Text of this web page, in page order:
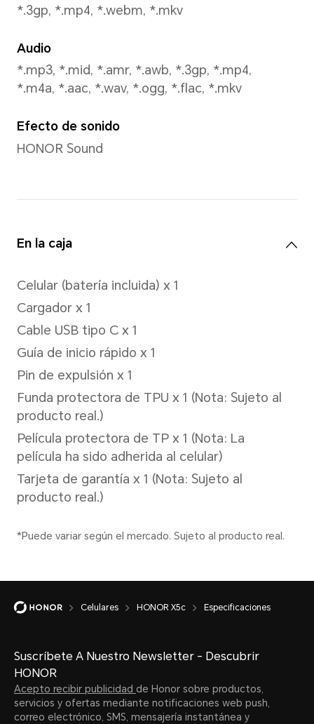
*Los píxeles pueden variar según
de foto y video. Consulte el
Resolución de imagen de
dependiendo del modo de disparo.
Soporte para 1920x1080
*Nota: La resolución de imagen
el modo de grabación de video.
Vídeo
Soporte para grabación de
(1920x1080)
Reconocimiento facial
Soportado
Celulares HONOR X5c Especificaciones
Suscríbete A Nuestro Newsletter - Descubrir
HONOR
Acepto recibir publicidad de Honor sobre productos,
servicios y ofertas mediante notificaciones web push,
correo electrónico, SMS, mensajería instantánea y